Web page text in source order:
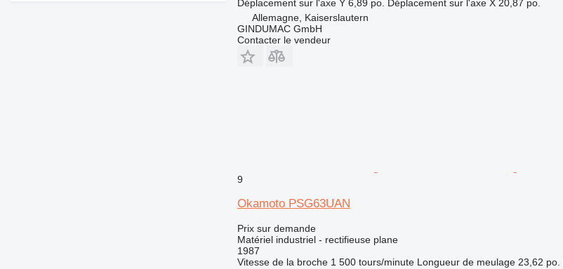
Déplacement sur l'axe Y 6,89 po. Déplacement sur l'axe X 20,87 po.
Allemagne, Kaiserslautern
GINDUMAC GmbH
Contacter le vendeur
9
Okamoto PSG63UAN
Prix sur demande
Matériel industriel - rectifieuse plane
1987
Vitesse de la broche 1 500 tours/minute Longueur de meulage 23,62 po.